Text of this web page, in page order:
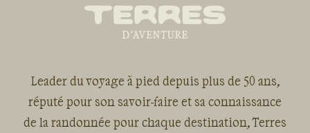
Leader du voyage à pied depuis plus de 50 ans,
réputé pour son savoir-faire et sa connaissance
de la randonnée pour chaque destination, Terres